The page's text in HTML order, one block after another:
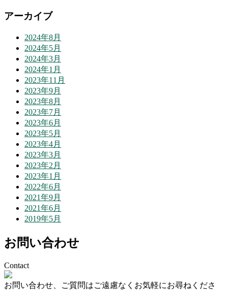
アーカイブ
2024年8月
2024年5月
2024年3月
2024年1月
2023年11月
2023年9月
2023年8月
2023年7月
2023年6月
2023年5月
2023年4月
2023年3月
2023年2月
2023年1月
2022年6月
2021年9月
2021年6月
2019年5月
お問い合わせ
Contact
お問い合わせ、ご質問はご遠慮なくお気軽にお尋ねくださ